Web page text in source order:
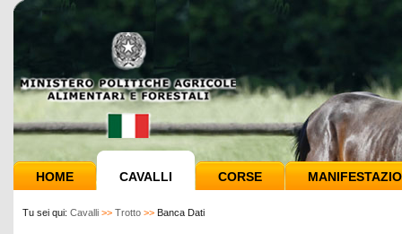
HOME CAVALLI CORSE
Tu sei qui: Cavalli >> Trotto >> Banca Dati